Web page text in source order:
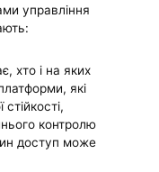
управління
хто і на яких
які
контролю
доступ може